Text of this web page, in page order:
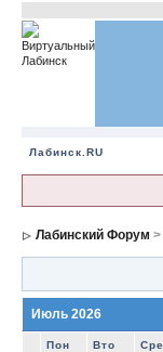
Лабинск.RU
Лабинский Форум >
Июль 2026
Пон Вто Сре